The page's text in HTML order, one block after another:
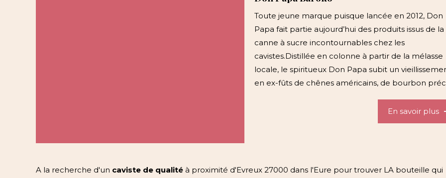
Toute jeune marque puisque lancée en 2012, Don
Papa fait partie aujourd’hui des produits issus de la
canne à sucre incontournables chez les
cavistes.Distillée en colonne à partir de la mélasse
locale, le spiritueux Don Papa subit un
en ex-fûts de chênes américains, de bourbon
En savoir plus
A la recherche d'un caviste de qualité à proximité d'Evreux 27000 dans l'Eure pour trouver LA bouteille qui